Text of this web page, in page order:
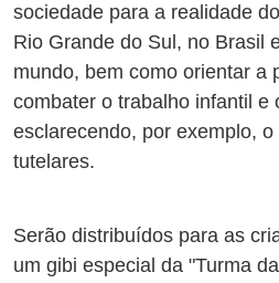
sociedade para a realidade
Rio Grande do Sul, no Brasil
mundo, bem como orientar a
combater o trabalho infantil e
esclarecendo, por exemplo,
tutelares.
Serão distribuídos para as
um gibi especial da "Turma